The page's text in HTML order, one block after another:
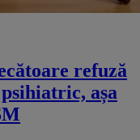
refuză
așa